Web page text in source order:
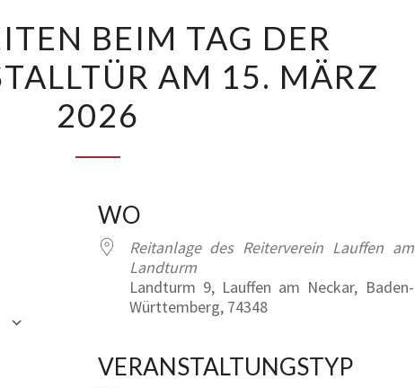
BEIM
TAG
DER
OFFENEN
15.
MÄRZ
2026
BEIM TAG DER
AM 15. MÄRZ
2026
Google Kalender iCalendar
WO
Reitanlage des Reiterverein Lauffen am
Landturm
Landturm 9, Lauffen am Neckar, Baden-
Württemberg, 74348
VERANSTALTUNGSTYP